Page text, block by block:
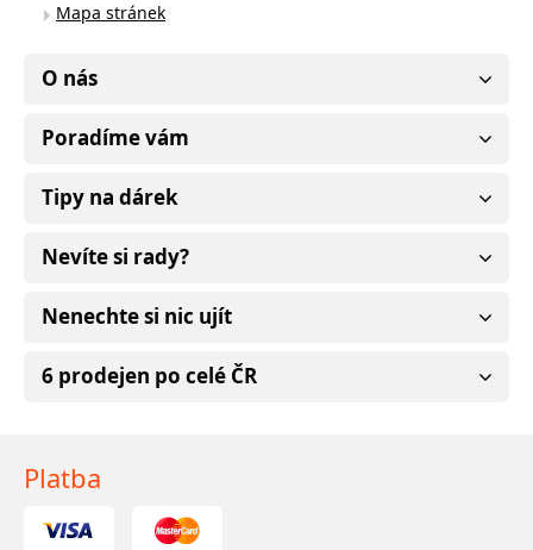
Mapa stránek
O nás
Poradíme vám
Tipy na dárek
Nevíte si rady?
Nenechte si nic ujít
6 prodejen po celé ČR
Platba